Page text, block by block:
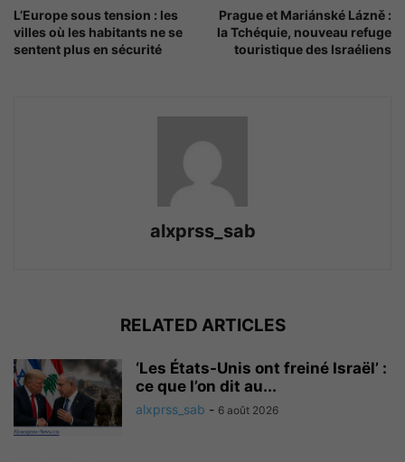
L’Europe sous tension : les
villes où les habitants ne se
sentent plus en sécurité
Prague et Mariánské Lázně :
la Tchéquie, nouveau refuge
touristique des Israéliens
alxprss_sab
RELATED ARTICLES
‘Les États-Unis ont freiné Israël’ :
ce que l’on dit au...
alxprss_sab - 6 août 2026